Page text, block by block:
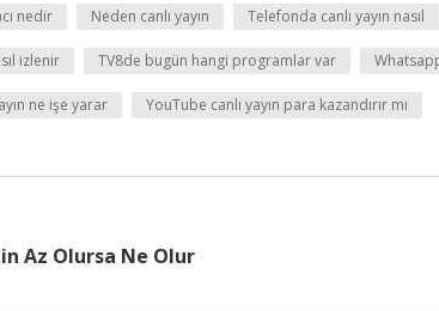
nedir Neden canlı yayın Telefonda canlı yayın nasıl
izlenir TV8de bugün hangi programlar var
ne işe yarar YouTube canlı yayın para kazandırır mı
Az Olursa Ne Olur